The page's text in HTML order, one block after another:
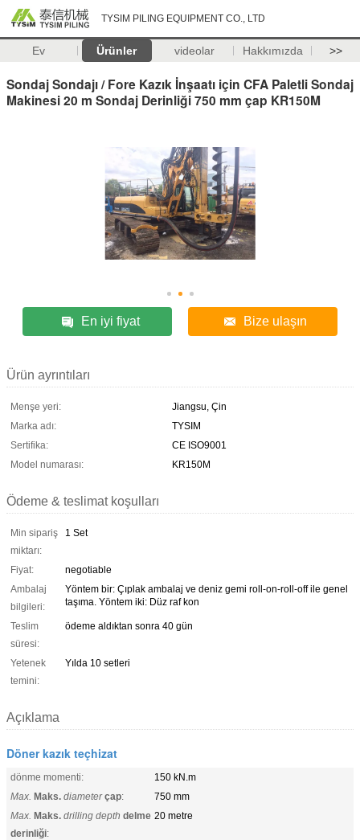
TYSIM PILING EQUIPMENT CO., LTD
Ev Ürünler videolar Hakkımızda >>
Sondaj Sondajı / Fore Kazık İnşaatı için CFA Paletli Sondaj
Makinesi 20 m Sondaj Derinliği 750 mm çap KR150M
En iyi fiyat Bize ulaşın
Ürün ayrıntıları
Menşe yeri:
Jiangsu, Çin
Marka adı:
TYSIM
Sertifika:
CE ISO9001
Model numarası:
KR150M
Ödeme & teslimat koşulları
Min sipariş
miktarı:
1 Set
Fiyat:
negotiable
Ambalaj
bilgileri:
Yöntem bir: Çıplak ambalaj ve deniz gemi roll-on-roll-off ile genel
taşıma. Yöntem iki: Düz raf kon
Teslim
süresi:
ödeme aldıktan sonra 40 gün
Yetenek
temini:
Yılda 10 setleri
Açıklama
Döner kazık teçhizat
dönme momenti:
150 kN.m
Max. Maks. diameter çap:
750 mm
Max. Maks. drilling depth delme
derinliği:
20 metre